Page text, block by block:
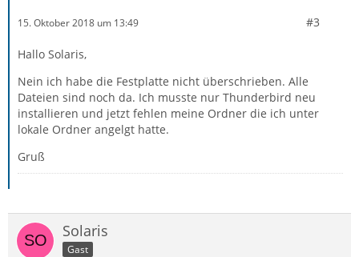
15. Oktober 2018 um 13:49 #3
Hallo Solaris,
Nein ich habe die Festplatte nicht überschrieben. Alle
Dateien sind noch da. Ich musste nur Thunderbird neu
installieren und jetzt fehlen meine Ordner die ich unter
lokale Ordner angelgt hatte.
Gruß
Solaris
Gast